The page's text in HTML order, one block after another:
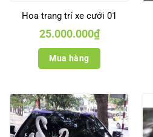
Hoa trang trí xe cưới 01
25.000.000₫
Mua hàng